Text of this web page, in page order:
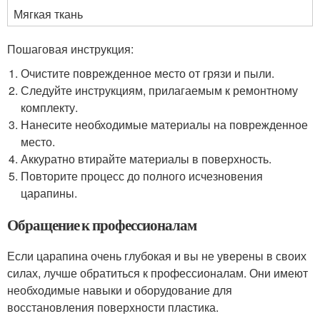
Мягкая ткань
Пошаговая инструкция:
Очистите поврежденное место от грязи и пыли.
Следуйте инструкциям, прилагаемым к ремонтному
комплекту.
Нанесите необходимые материалы на поврежденное
место.
Аккуратно втирайте материалы в поверхность.
Повторите процесс до полного исчезновения
царапины.
Обращение к профессионалам
Если царапина очень глубокая и вы не уверены в своих
силах, лучше обратиться к профессионалам. Они имеют
необходимые навыки и оборудование для
восстановления поверхности пластика.